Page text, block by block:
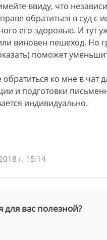
ввиду, что
обратиться в суд с
его здоровью. И тут
виновен пешеход. Но
поможет
ко мне в чат
и подготовки
индивидуально.
г. 15:14
для вас полезной?